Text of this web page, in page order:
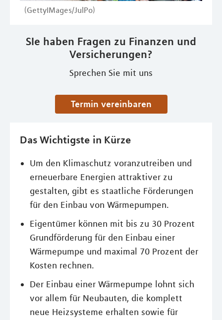
(GettyIMages/JulPo)
SIe haben Fragen zu Finanzen und
Versicherungen?
Sprechen Sie mit uns
Termin vereinbaren
Das Wichtigste in Kürze
Um den Klimaschutz voranzutreiben und
erneuerbare Energien attraktiver zu
gestalten, gibt es staatliche Förderungen
für den Einbau von Wärmepumpen.
Eigentümer können mit bis zu 30 Prozent
Grundförderung für den Einbau einer
Wärmepumpe und maximal 70 Prozent der
Kosten rechnen.
Der Einbau einer Wärmepumpe lohnt sich
vor allem für Neubauten, die komplett
neue Heizsysteme erhalten sowie für